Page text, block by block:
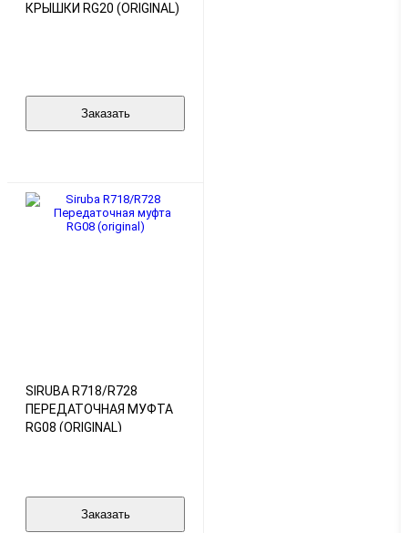
КРЫШКИ RG20 (ORIGINAL)
Заказать
SIRUBA R718/R728
ПЕРЕДАТОЧНАЯ МУФТА
RG08 (ORIGINAL)
Заказать